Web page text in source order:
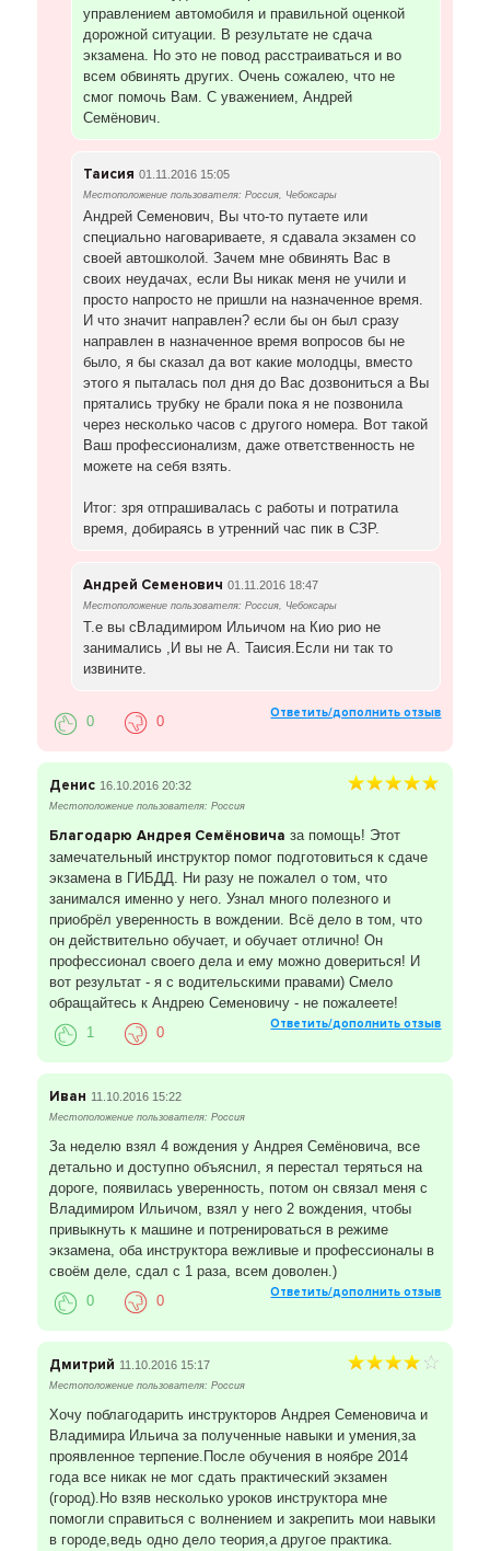
управлением автомобиля и правильной оценкой
дорожной ситуации. В результате не сдача
экзамена. Но это не повод расстраиваться и во
всем обвинять других. Очень сожалею, что не
смог помочь Вам. С уважением, Андрей
Семёнович.
Таисия 01.11.2016 15:05
Местоположение пользователя: Россия, Чебоксары
Андрей Семенович, Вы что-то путаете или
специально наговариваете, я сдавала экзамен со
своей автошколой. Зачем мне обвинять Вас в
своих неудачах, если Вы никак меня не учили и
просто напросто не пришли на назначенное время.
И что значит направлен? если бы он был сразу
направлен в назначенное время вопросов бы не
было, я бы сказал да вот какие молодцы, вместо
этого я пыталась пол дня до Вас дозвониться а Вы
прятались трубку не брали пока я не позвонила
через несколько часов с другого номера. Вот такой
Ваш профессионализм, даже ответственность не
можете на себя взять.
Итог: зря отпрашивалась с работы и потратила
время, добираясь в утренний час пик в СЗР.
Андрей Семенович 01.11.2016 18:47
Местоположение пользователя: Россия, Чебоксары
Т.е вы сВладимиром Ильичом на Кио рио не
занимались ,И вы не А. Таисия.Если ни так то
извините.
Ответить/дополнить отзыв
0 0
Денис 16.10.2016 20:32
Местоположение пользователя: Россия
Благодарю Андрея Семёновича за помощь! Этот
замечательный инструктор помог подготовиться к сдаче
экзамена в ГИБДД. Ни разу не пожалел о том, что
занимался именно у него. Узнал много полезного и
приобрёл уверенность в вождении. Всё дело в том, что
он действительно обучает, и обучает отлично! Он
профессионал своего дела и ему можно довериться! И
вот результат - я с водительскими правами) Смело
обращайтесь к Андрею Семеновичу - не пожалеете!
Ответить/дополнить отзыв
1 0
Иван 11.10.2016 15:22
Местоположение пользователя: Россия
За неделю взял 4 вождения у Андрея Семёновича, все
детально и доступно объяснил, я перестал теряться на
дороге, появилась уверенность, потом он связал меня с
Владимиром Ильичом, взял у него 2 вождения, чтобы
привыкнуть к машине и потренироваться в режиме
экзамена, оба инструктора вежливые и профессионалы в
своём деле, сдал с 1 раза, всем доволен.)
Ответить/дополнить отзыв
0 0
Дмитрий 11.10.2016 15:17
Местоположение пользователя: Россия
Хочу поблагодарить инструкторов Андрея Семеновича и
Владимира Ильича за полученные навыки и умения,за
проявленное терпение.После обучения в ноябре 2014
года все никак не мог сдать практический экзамен
(город).Но взяв несколько уроков инструктора мне
помогли справиться с волнением и закрепить мои навыки
в городе,ведь одно дело теория,а другое практика.